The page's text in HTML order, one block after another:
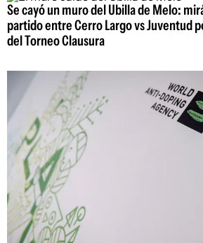
Se cayó un muro del Ubilla de Melo:
partido entre Cerro Largo vs Juventud
del Torneo Clausura